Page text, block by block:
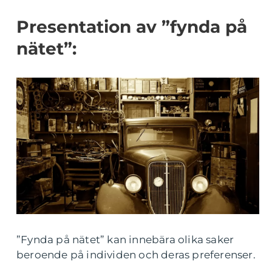
Presentation av ”fynda på
nätet”:
”Fynda på nätet” kan innebära olika saker
beroende på individen och deras preferenser.